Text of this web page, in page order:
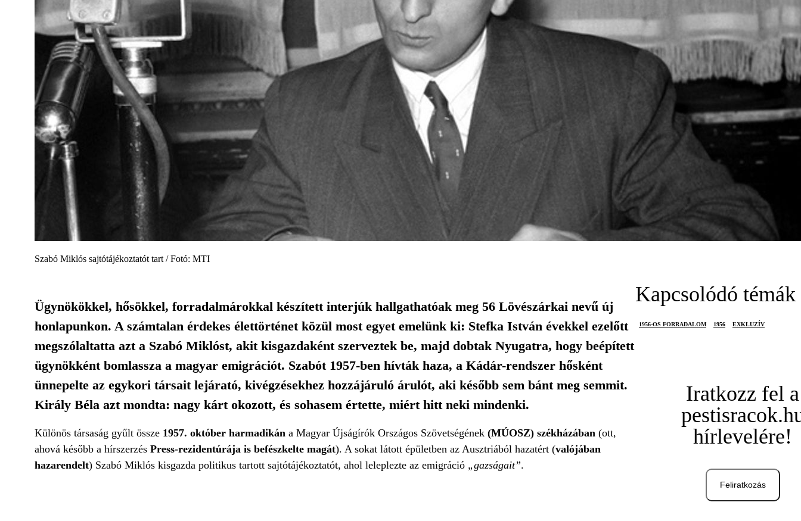
Szabó Miklós sajtótájékoztatót tart / Fotó: MTI
Ügynökökkel, hősökkel, forradalmárokkal készített interjúk hallgathatóak meg 56 Lövészárkai nevű új
honlapunkon. A számtalan érdekes élettörténet közül most egyet emelünk ki: Stefka István évekkel ezelőtt
megszólaltatta azt a Szabó Miklóst, akit kisgazdaként szerveztek be, majd dobtak Nyugatra, hogy beépített
ügynökként bomlassza a magyar emigrációt. Szabót 1957-ben hívták haza, a Kádár-rendszer hősként
ünnepelte az egykori társait lejárató, kivégzésekhez hozzájáruló árulót, aki később sem bánt meg semmit.
Király Béla azt mondta: nagy kárt okozott, és sohasem értette, miért hitt neki mindenki.
Különös társaság gyűlt össze 1957. október harmadikán a Magyar Újságírók Országos Szövetségének (MÚOSZ) székházában (ott,
ahová később a hírszerzés Press-rezidentúrája is befészkelte magát). A sokat látott épületben az Ausztriából hazatért (valójában
hazarendelt) Szabó Miklós kisgazda politikus tartott sajtótájékoztatót, ahol leleplezte az emigráció „gazságait”.
Kapcsolódó témák
1956-OS FORRADALOM 1956 EXKLUZÍV
Iratkozz fel a
hírlevelére!
Feliratkozás